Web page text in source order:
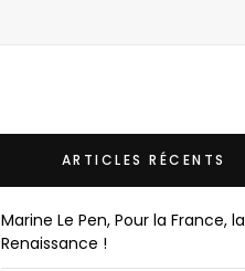
ARTICLES RÉCENTS
Marine Le Pen, Pour la France, la
Renaissance !